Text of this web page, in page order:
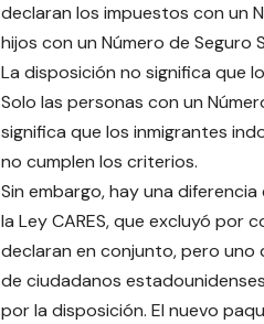
declaran los impuestos con un
hijos con un Número de
La disposición no significa que
Solo las personas con un
significa que los inmigrantes
no cumplen los criterios.
Sin embargo, hay una
la Ley CARES, que excluyó por
declaran en conjunto, pero uno
de ciudadanos
por la disposición. El nuevo